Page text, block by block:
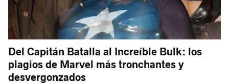
Del Capitán Batalla al Increíble Bulk: los
plagios de Marvel más tronchantes y
desvergonzados